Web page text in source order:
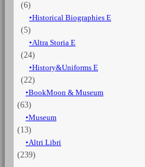
(6)
Historical Biographies E
(5)
Altra Storia E
(24)
History&Uniforms E
(22)
BookMoon & Museum
(63)
Museum
(13)
Altri Libri
(239)